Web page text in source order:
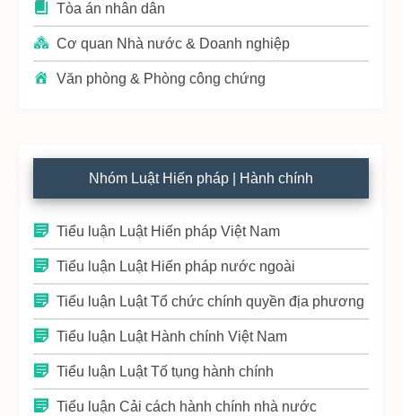
Tòa án nhân dân
Cơ quan Nhà nước & Doanh nghiệp
Văn phòng & Phòng công chứng
Nhóm Luật Hiến pháp | Hành chính
Tiểu luận Luật Hiến pháp Việt Nam
Tiểu luận Luật Hiến pháp nước ngoài
Tiểu luận Luật Tổ chức chính quyền địa phương
Tiểu luận Luật Hành chính Việt Nam
Tiểu luận Luật Tố tụng hành chính
Tiểu luận Cải cách hành chính nhà nước